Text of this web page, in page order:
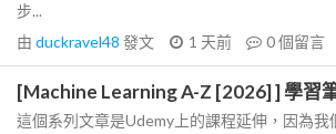
步...
由 duckravel48 發文 1 天前 0個留言
[Machine Learning A-Z [2026] ] 學習
這個系列文章是Udemy上的課程延伸，因為我